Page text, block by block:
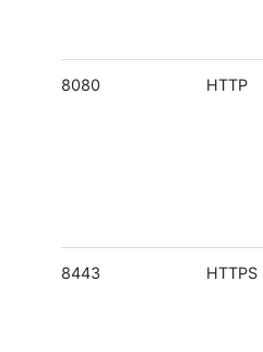
8080 HTTP
8443 HTTPS